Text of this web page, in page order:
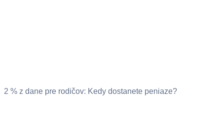
2 % z dane pre rodičov: Kedy dostanete peniaze?